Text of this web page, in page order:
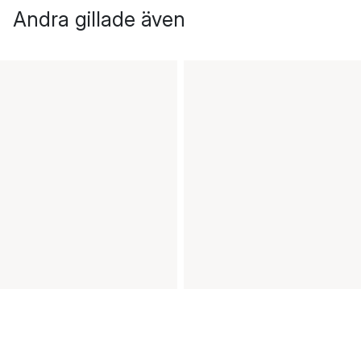
Andra gillade även